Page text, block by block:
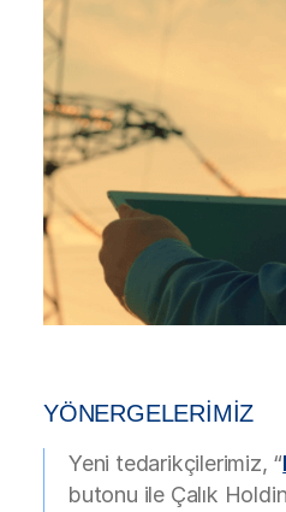
YÖNERGELERİMİZ
Yeni tedarikçilerimiz, “
butonu ile Çalık